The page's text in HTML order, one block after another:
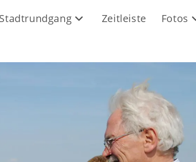
Zeitleiste Fotos